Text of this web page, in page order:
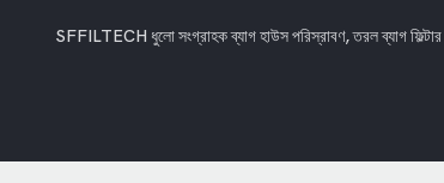
SFFILTECH ধুলো সংগ্রাহক ব্যাগ হাউস পরিস্রাবণ, তরল ব্যাগ ফিল্টার